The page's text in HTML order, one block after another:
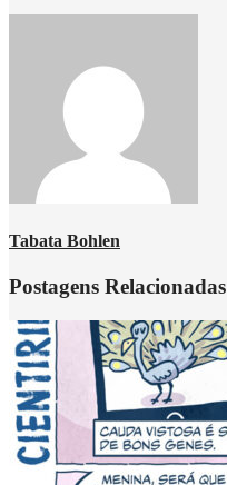
Tabata Bohlen
Postagens Relacionadas